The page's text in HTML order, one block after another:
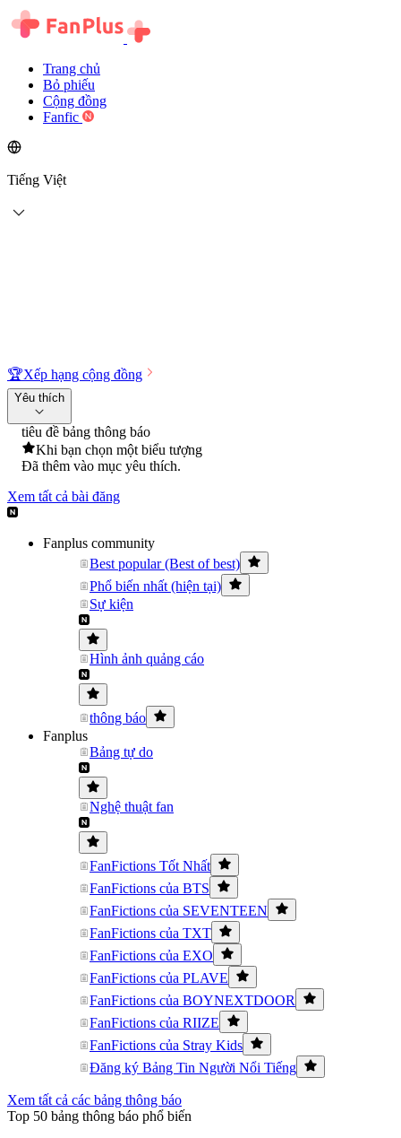
Trang chủ
Bỏ phiếu
Cộng đồng
Fanfic
Tiếng Việt
🏆Xếp hạng cộng đồng
Yêu thích
tiêu đề bảng thông báo
Khi bạn chọn một biểu tượng
Đã thêm vào mục yêu thích.
Xem tất cả bài đăng
Fanplus community
Best popular (Best of best)
Phổ biến nhất (hiện tại)
Sự kiện
Hình ảnh quảng cáo
thông báo
Fanplus
Bảng tự do
Nghệ thuật fan
FanFictions Tốt Nhất
FanFictions của BTS
FanFictions của SEVENTEEN
FanFictions của TXT
FanFictions của EXO
FanFictions của PLAVE
FanFictions của BOYNEXTDOOR
FanFictions của RIIZE
FanFictions của Stray Kids
Đăng ký Bảng Tin Người Nổi Tiếng
Xem tất cả các bảng thông báo
Top 50 bảng thông báo phổ biến